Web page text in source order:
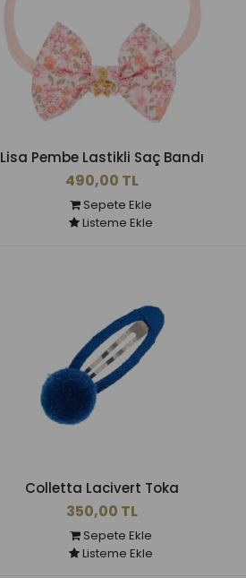
Lisa Pembe Lastikli Saç Bandı
490,00 TL
Sepete Ekle
Listeme Ekle
Colletta Lacivert Toka
350,00 TL
Sepete Ekle
Listeme Ekle